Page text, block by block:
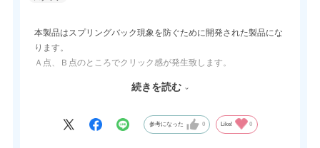
本製品はスプリングバック現象を防ぐために開発された製品にな
ります。
Ａ点、Ｂ点のところでクリック感が発生致します。
この感触を弱く微調整したい場合は別注対応にはなりますが調整
調整の範囲ですが、スプリングバックを考慮したままクリック感
を限りなく失くす（弱く）ところまで調整する事が出来ます。
続きを読む
参考になった 0 Like! 0